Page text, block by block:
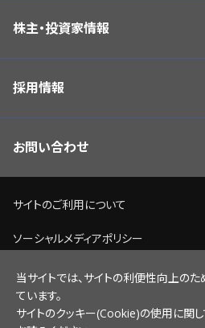
株主・投資家情報
採用情報
お問い合わせ
サイトのご利用について
ソーシャルメディアポリシー
個人情報保護方針
脆弱性情報開示ポリシー
当サイトでは、サイトの利便性向上の
ています。
サイトのクッキー(Cookie)の使用に関し